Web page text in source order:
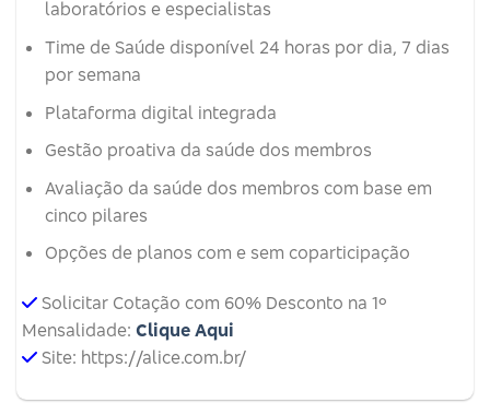
laboratórios e especialistas
Time de Saúde disponível 24 horas por dia, 7 dias
por semana
Plataforma digital integrada
Gestão proativa da saúde dos membros
Avaliação da saúde dos membros com base em
cinco pilares
Opções de planos com e sem coparticipação
Solicitar Cotação com 60% Desconto na 1º
Mensalidade: Clique Aqui
Site: https://alice.com.br/